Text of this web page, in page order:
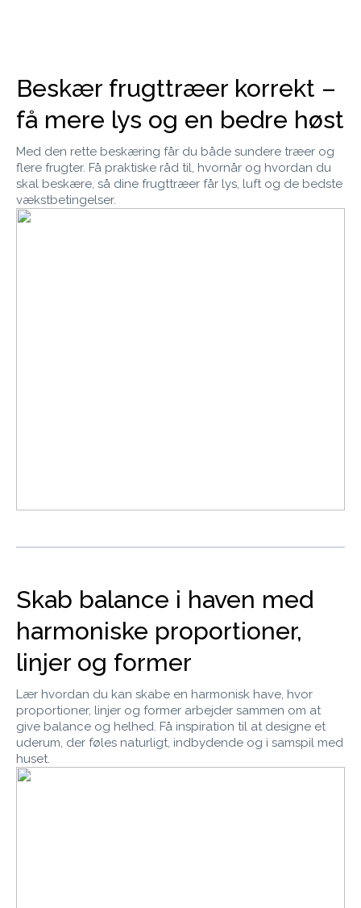
Beskær frugttræer korrekt –
få mere lys og en bedre høst
Med den rette beskæring får du både sundere træer og
flere frugter. Få praktiske råd til, hvornår og hvordan du
skal beskære, så dine frugttræer får lys, luft og de bedste
vækstbetingelser.
Skab balance i haven med
harmoniske proportioner,
linjer og former
Lær hvordan du kan skabe en harmonisk have, hvor
proportioner, linjer og former arbejder sammen om at
give balance og helhed. Få inspiration til at designe et
uderum, der føles naturligt, indbydende og i samspil med
huset.